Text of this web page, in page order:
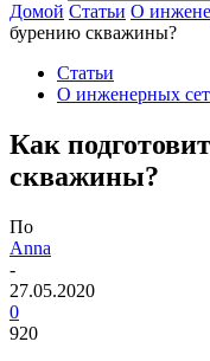
Домой Статьи О
бурению скважины?
Статьи
О инженерных
Как
скважины?
По
Anna
-
27.05.2020
0
920